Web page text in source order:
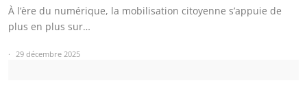
À l’ère du numérique, la mobilisation citoyenne s’appuie de
plus en plus sur…
29 décembre 2025